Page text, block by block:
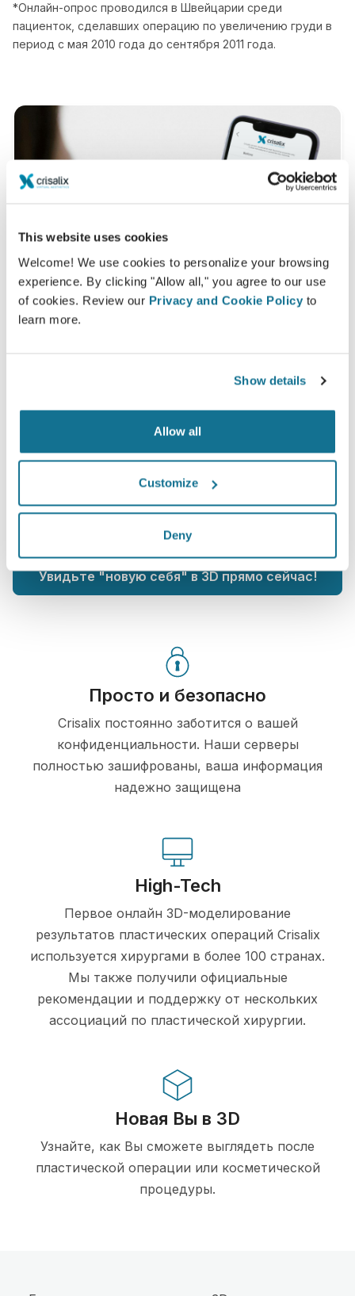
This website uses cookies
Welcome! We use cookies to personalize your browsing
experience. By clicking "Allow all," you agree to our use
of cookies. Review our Privacy and Cookie Policy to
learn more.
Show details
Allow all
Customize
Deny
*Онлайн-опрос проводился в Швейцарии среди
пациенток, сделавших операцию по увеличению груди в
период с мая 2010 года до сентября 2011 года.
Вы хотите узнать, что Вам больше
Alexandre Charão
доступ к вашему новому образу с помощью
можете прямо из дома. Это позволит вам
поделиться им со своей семьей и друзьями или с
кем-либо, от кого вы хотите узнать мнение.
Увидьте "новую себя" в 3D прямо сейчас!
Просто и безопасно
Crisalix постоянно заботится о вашей
конфиденциальности. Наши серверы
полностью зашифрованы, ваша информация
надежно защищена
High-Tech
Первое онлайн 3D-моделирование
результатов пластических операций Crisalix
используется хирургами в более 100 странах.
Мы также получили официальные
рекомендации и поддержку от нескольких
ассоциаций по пластической хирургии.
Новая Вы в 3D
Узнайте, как Вы сможете выглядеть после
пластической операции или косметической
процедуры.